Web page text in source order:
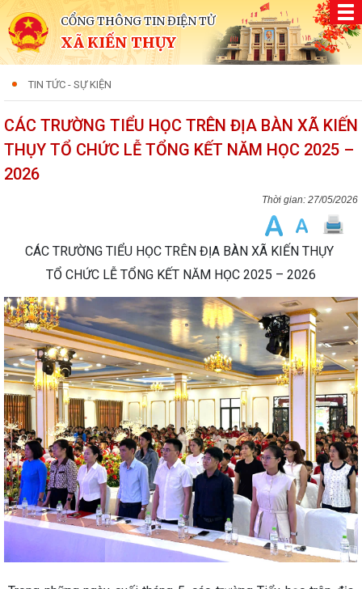
CỔNG THÔNG TIN ĐIỆN TỬ
XÃ KIẾN THỤY
TIN TỨC - SỰ KIỆN
CÁC TRƯỜNG TIỂU HỌC TRÊN ĐỊA BÀN XÃ KIẾN
THỤY TỔ CHỨC LỄ TỔNG KẾT NĂM HỌC 2025 –
2026
27/05/2026
CÁC TRƯỜNG TIỂU HỌC TRÊN ĐỊA BÀN XÃ KIẾN THỤY
TỔ CHỨC LỄ TỔNG KẾT NĂM HỌC 2025 – 2026